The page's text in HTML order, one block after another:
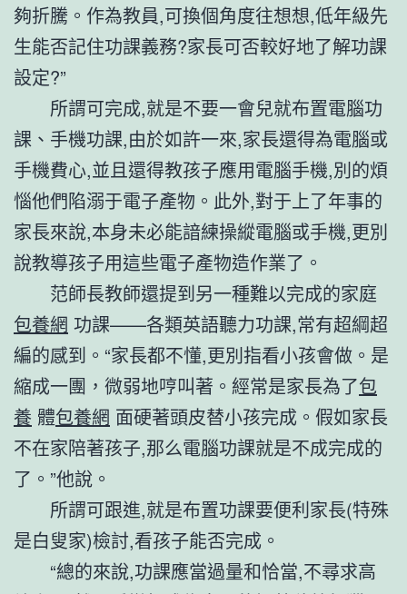
夠折騰。作為教員,可換個角度往想想,低年級先
生能否記住功課義務?家長可否較好地了解功課
設定?”
所謂可完成,就是不要一會兒就布置電腦功
課、手機功課,由於如許一來,家長還得為電腦或
手機費心,並且還得教孩子應用電腦手機,別的煩
惱他們陷溺于電子產物。此外,對于上了年事的
家長來說,本身未必能諳練操縱電腦或手機,更別
說教導孩子用這些電子產物造作業了。
范師長教師還提到另一種難以完成的家庭
包養網 功課——各類英語聽力功課,常有超綱超
編的感到。“家長都不懂,更別指看小孩會做。是
縮成一團，微弱地哼叫著。經常是家長為了包
養 體包養網 面硬著頭皮替小孩完成。假如家長
不在家陪著孩子,那么電腦功課就是不成完成的
了。”他說。
所謂可跟進,就是布置功課要便利家長(特殊
是白叟家)檢討,看孩子能否完成。
“總的來說,功課應當過量和恰當,不尋求高